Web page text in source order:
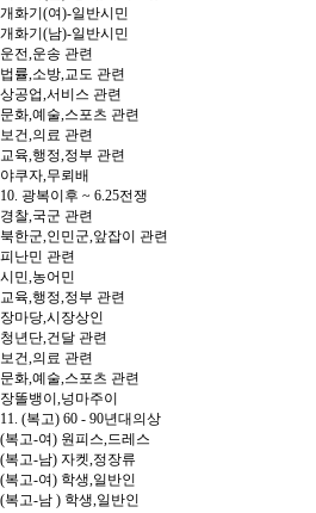
개화기(여)-일반시민
개화기(남)-일반시민
운전,운송 관련
법률,소방,교도 관련
상공업,서비스 관련
문화,예술,스포츠 관련
보건,의료 관련
교육,행정,정부 관련
야쿠자,무뢰배
10. 광복이후 ~ 6.25전쟁
경찰,국군 관련
북한군,인민군,앞잡이 관련
피난민 관련
시민,농어민
교육,행정,정부 관련
장마당,시장상인
청년단,건달 관련
보건,의료 관련
문화,예술,스포츠 관련
장똘뱅이,넝마주이
11. (복고) 60 - 90년대의상
(복고-여) 원피스,드레스
(복고-남) 자켓,정장류
(복고-여) 학생,일반인
(복고-남 ) 학생,일반인